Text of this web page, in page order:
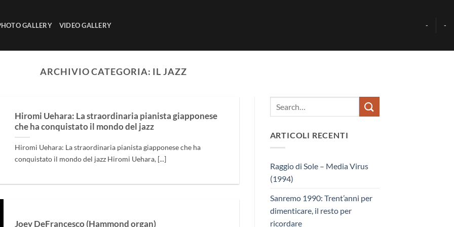
GALLERY VIDEO GALLERY - -
ARCHIVIO CATEGORIA: IL JAZZ
Hiromi Uehara: La straordinaria pianista giapponese
che ha conquistato il mondo del jazz
Hiromi Uehara: La straordinaria pianista giapponese che ha
conquistato il mondo del jazz Hiromi Uehara, [...]
Joey DeFrancesco (Hammond organ)
ARTICOLI RECENTI
Raggio di Sole – Media Virus
(1994)
Sanremo 1990: Trent’anni per
dimenticare, il resto per
ricordare